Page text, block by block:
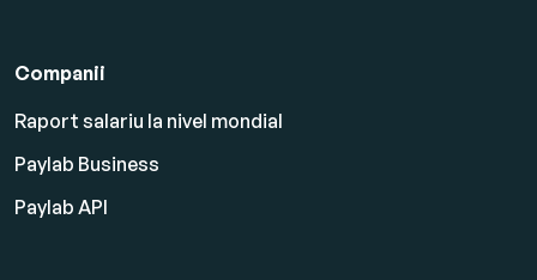
Companii
Raport salariu la nivel mondial
Paylab Business
Paylab API